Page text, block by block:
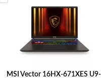
MSI Vector 16HX-671XES U9-